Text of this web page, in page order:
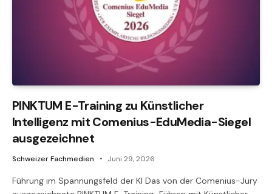
PINKTUM E-Training zu Künstlicher
Intelligenz mit Comenius-EduMedia-Siegel
ausgezeichnet
Schweizer Fachmedien Juni 29, 2026
Führung im Spannungsfeld der KI Das von der Comenius-Jury